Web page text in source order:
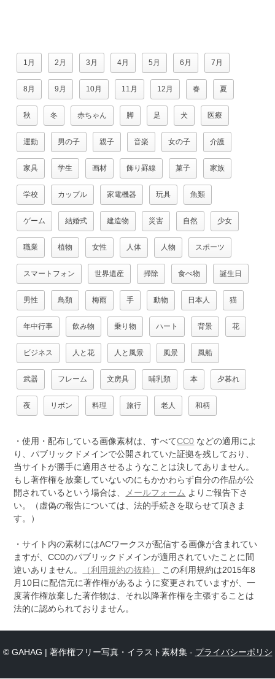
1月 2月 3月 4月 5月 6月 7月
8月 9月 10月 11月 12月 春 夏
秋 冬 赤ちゃん 脚 足 犬 医療
運動 男の子 親子 音楽 女の子 介護
家具 学生 画材 飾り罫線 菓子 家族
学校 カップル 家電機器 玩具 魚類
ゲーム 結婚式 建造物 災害 自然 少女
職業 植物 女性 人体 人物 スポーツ
スマートフォン 世界遺産 掃除 食べ物 誕生日
男性 鳥類 梅雨 手 動物 日本人 猫
年中行事 飲み物 乗り物 ハート 背景 花
ビジネス 人と花 人と風景 風景 風船
武器 フレーム 文房具 哺乳類 本 夕暮れ
夜 リボン 料理 旅行 老人 和柄
・使用・配布している画像素材は、すべてCC0 などの適用によ
り、パブリックドメインで公開されていた証拠を残しており、
当サイトが勝手に適用させるようなことは決してありません。
もし著作権を放棄していないのにもかかわらず自分の作品が公
開されているという場合は、
メールフォーム よりご報告下さ
い。（虚偽の報告については、法的手続きを取らせて頂きま
す。）
・サイト内の素材にはACワークスが配信する画像が含まれてい
ますが、CC0のパブリックドメインが適用されていたことに間
違いありません。
（利用規約の抜粋）
この利用規約は2015年8
月10日に配信元に著作権があるように変更されていますが、一
度著作権放棄した著作物は、それ以降著作権を主張することは
法的に認められておりません。
© GAHAG | 著作権フリー写真・イラスト素材集 - プライバシーポリシ